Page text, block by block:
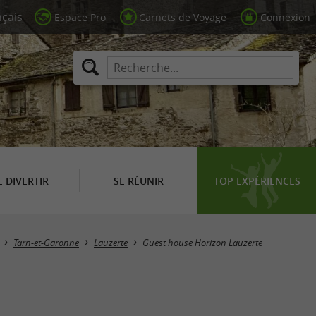
Espace Pro Carnets de Voyage Connexion
DIVERTIR SE RÉUNIR TOP EXPÉRIENCES
Tarn-et-Garonne Lauzerte Guest house Horizon Lauzerte